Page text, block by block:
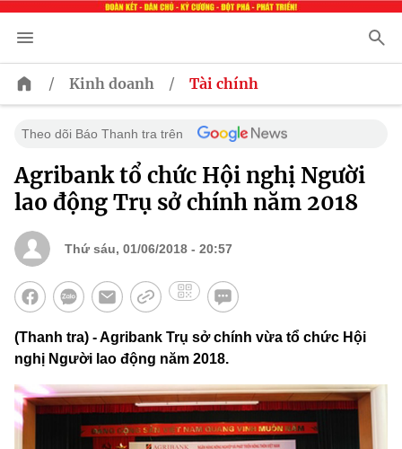
/ Kinh doanh / Tài chính
Theo dõi Báo Thanh tra trên
Agribank tổ chức Hội nghị Người
lao động Trụ sở chính năm 2018
Thứ sáu, 01/06/2018 - 20:57
(Thanh tra) - Agribank Trụ sở chính vừa tổ chức Hội
nghị Người lao động năm 2018.